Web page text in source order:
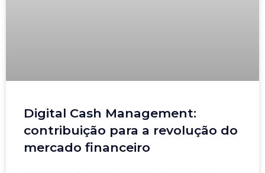
Digital Cash Management:
contribuição para a revolução do
mercado financeiro